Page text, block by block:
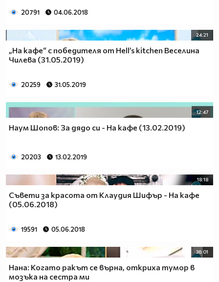
20791 04.06.2018
24:21
„На кафе“ с победителя от Hell’s kitchen Веселина
Чилева (31.05.2019)
20259 31.05.2019
12:47
Наум Шопов: За дядо си - На кафе (13.02.2019)
20203 13.02.2019
18:18
Съвети за красота от Клаудия Шифър - На кафе
(05.06.2018)
19591 05.06.2018
36:01
Нана: Когато ракът се върна, откриха тумор в
мозъка на сестра ми